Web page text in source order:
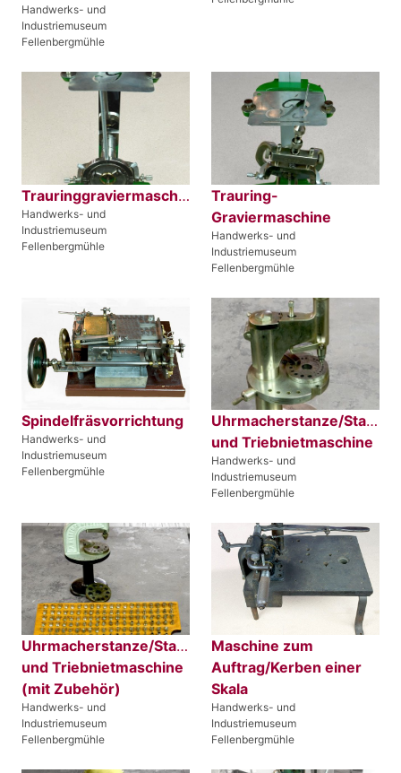
Handwerks- und
Industriemuseum
Fellenbergmühle
Trauringgraviermaschine
Handwerks- und
Industriemuseum
Fellenbergmühle
Trauring-
Graviermaschine
Handwerks- und
Industriemuseum
Fellenbergmühle
Spindelfräsvorrichtung
Handwerks- und
Industriemuseum
Fellenbergmühle
Uhrmacherstanze/Stanz-
und Triebnietmaschine
Handwerks- und
Industriemuseum
Fellenbergmühle
Uhrmacherstanze/Stanz-
und Triebnietmaschine
(mit Zubehör)
Handwerks- und
Industriemuseum
Fellenbergmühle
Maschine zum
Auftrag/Kerben einer
Skala
Handwerks- und
Industriemuseum
Fellenbergmühle